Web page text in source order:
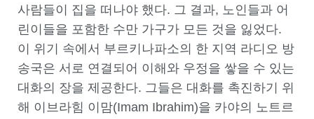
사람들이 집을 떠나야 했다. 그 결과, 노인들과 어
린이들을 포함한 수만 가구가 모든 것을 잃었다.
이 위기 속에서 부르키나파소의 한 지역 라디오 방
송국은 서로 연결되어 이해와 우정을 쌓을 수 있는
대화의 장을 제공한다. 그들은 대화를 촉진하기 위
해 이브라힘 이맘(Imam Ibrahim)을 카야의 노트르